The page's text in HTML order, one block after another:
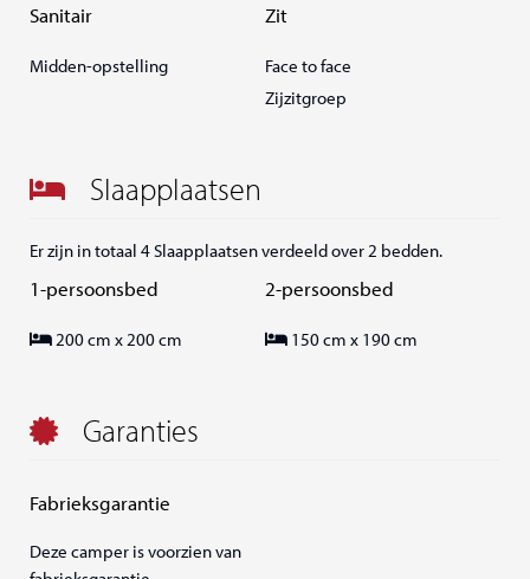
Sanitair
Midden-opstelling
Zit
Face to face
Zijzitgroep
Slaapplaatsen
Er zijn in totaal 4 Slaapplaatsen verdeeld over 2 bedden.
1-persoonsbed
200 cm x 200 cm
2-persoonsbed
150 cm x 190 cm
Garanties
Fabrieksgarantie
Deze camper is voorzien van